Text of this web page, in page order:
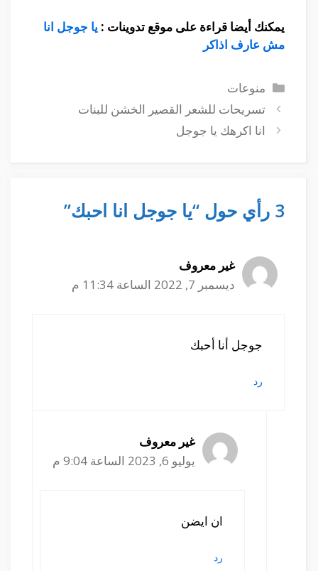
يمكنك أيضا قراءة على موقع تدوينات : يا جوجل انا
مش عارف اذاكر
التصنيفات
منوعات
تسريحات للشعر القصير الخشن للبنات
انا اكرهك يا جوجل
3 رأي حول “يا جوجل انا احبك”
غير معروف
ديسمبر 7, 2022 الساعة 11:34 م
جوجل أنا أحبك
رد
غير معروف
يوليو 6, 2023 الساعة 9:04 م
ان ايضن
رد